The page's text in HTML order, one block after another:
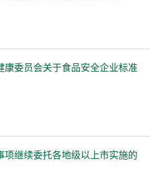
委员会关于食品安全企业标准
继续委托各地级以上市实施的